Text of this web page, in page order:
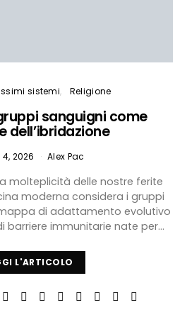
sistemi Religione
sanguigni come
dell’ibridazione
2026 Alex Pac
molteplicità delle nostre ferite
moderna considera i gruppi
di adattamento evolutivo
barriere immunitarie nate per…
L'ARTICOLO